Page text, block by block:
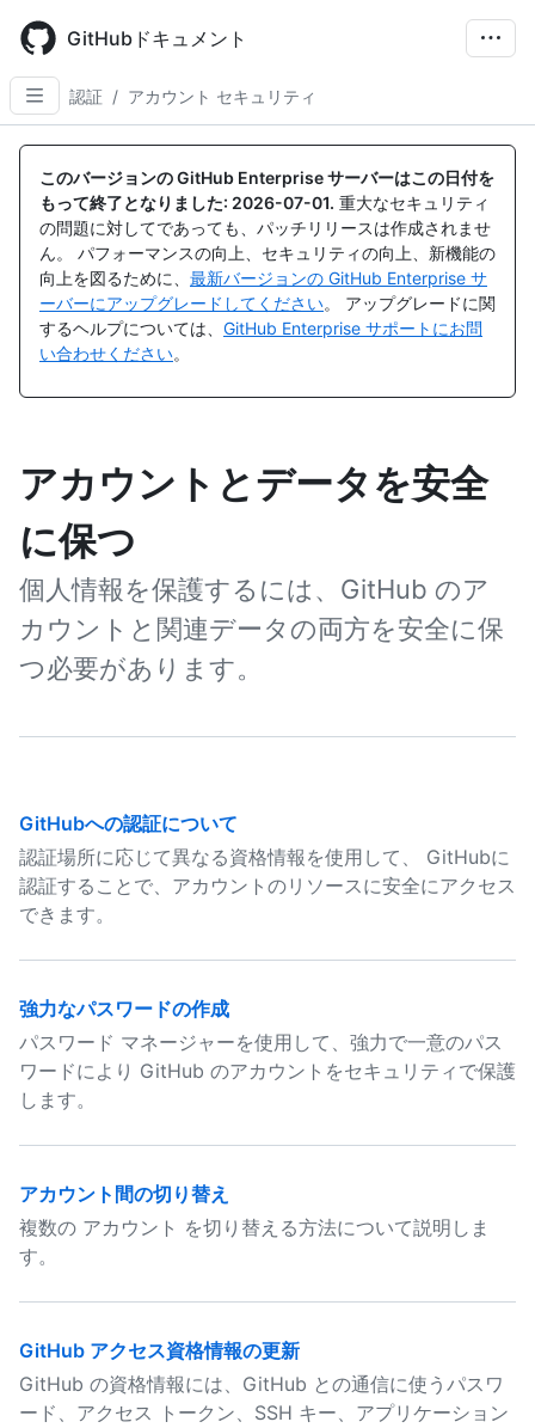
main
content
GitHubドキュメント
認証 / アカウント セキュリティ
このバージョンの GitHub Enterprise サーバーはこの日付を
もって終了となりました: 2026-07-01. 重大なセキュリティ
の問題に対してであっても、パッチリリースは作成されませ
ん。 パフォーマンスの向上、セキュリティの向上、新機能の
向上を図るために、 最新バージョンの GitHub Enterprise サ
ーバーにアップグレードしてください。 アップグレードに関
するヘルプについては、 GitHub Enterprise サポートにお問
い合わせください。
アカウントとデータを安全
に保つ
個人情報を保護するには、GitHub のア
カウントと関連データの両方を安全に保
つ必要があります。
GitHubへの認証について
認証場所に応じて異なる資格情報を使用して、 GitHubに
認証することで、アカウントのリソースに安全にアクセス
できます。
強力なパスワードの作成
パスワード マネージャーを使用して、強力で一意のパス
ワードにより GitHub のアカウントをセキュリティで保護
します。
アカウント間の切り替え
複数の アカウント を切り替える方法について説明しま
す。
GitHub アクセス資格情報の更新
GitHub の資格情報には、GitHub との通信に使うパスワ
ード、アクセス トークン、SSH キー、アプリケーション